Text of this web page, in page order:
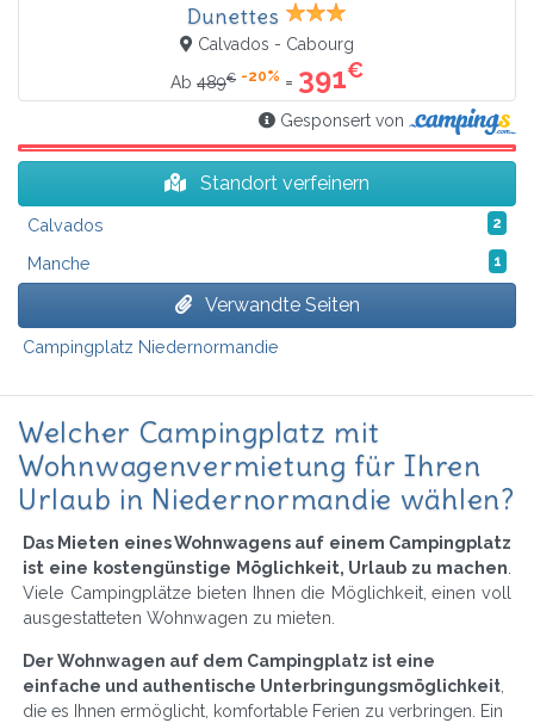
Dunettes
Calvados - Cabourg
Ab 489€ -20% = 391€
Gesponsert von
Standort verfeinern
Calvados 2
Manche 1
Verwandte Seiten
Campingplatz Niedernormandie
Welcher Campingplatz mit
Wohnwagenvermietung für Ihren
Urlaub in Niedernormandie wählen?
Das Mieten eines Wohnwagens auf einem Campingplatz
ist eine kostengünstige Möglichkeit, Urlaub zu machen
Viele Campingplätze bieten Ihnen die Möglichkeit, einen voll
ausgestatteten Wohnwagen zu mieten.
Der Wohnwagen auf dem Campingplatz ist eine
einfache und authentische Unterbringungsmöglichkeit,
die es Ihnen ermöglicht, komfortable Ferien zu verbringen. Ein